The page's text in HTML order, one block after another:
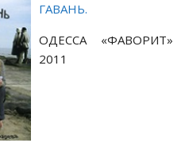
ГАВАНЬ.
ОДЕССА «ФАВОРИТ»
2011